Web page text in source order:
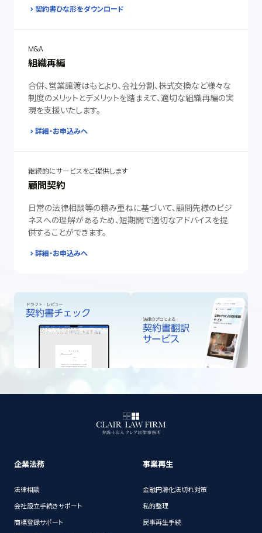
契約書ひな形をダウンロード
M&A
組織再編
合併、営業譲渡はもとより、会社分割、株式交換など様々な
制度のメリットとデメリットを踏まえて、適切な組織再編の実
現を支援いたします。
詳細・お申込みへ
継続的にサービスをご提供します
顧問契約
日常の法律相談等の積み重ねに基づいて、顧問先様のビジ
ネスへの理解があるため、短期間で適切なアドバイスを提
供することができます。
詳細・お申込みへ
企業法務
法律相談
会社設立手続きサポート
商標登録サポート
事業再生
金融円滑化法切れ対策
私的整理
民事再生手続